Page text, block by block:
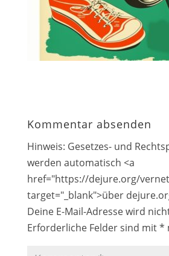
Kommentar absenden
Hinweis: Gesetzes- und
werden automatisch <a
href="https://dejure.org/
target="_blank">über
Deine E-Mail-Adresse wird
Erforderliche Felder sind mit*